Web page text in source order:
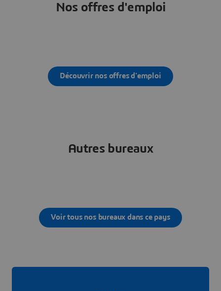
Nos offres d'emploi
Découvrir nos offres d'emploi
Autres bureaux
Voir tous nos bureaux dans ce pays